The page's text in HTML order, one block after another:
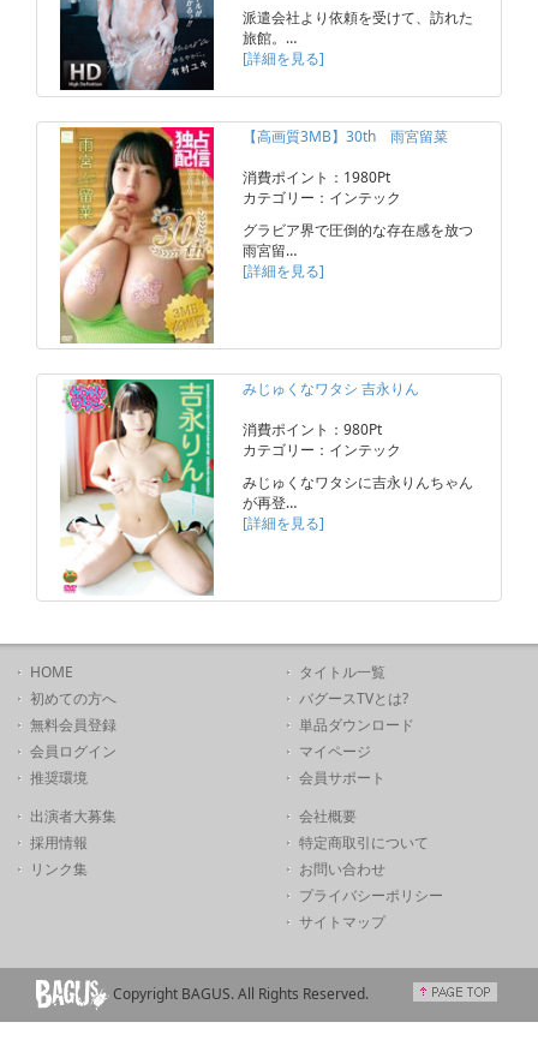
派遣会社より依頼を受けて、訪れた
旅館。…
[詳細を見る]
【高画質3MB】30th 雨宮留菜
消費ポイント：1980Pt
カテゴリー：インテック
グラビア界で圧倒的な存在感を放つ
雨宮留…
[詳細を見る]
みじゅくなワタシ 吉永りん
消費ポイント：980Pt
カテゴリー：インテック
みじゅくなワタシに吉永りんちゃん
が再登…
[詳細を見る]
HOME
初めての方へ
無料会員登録
会員ログイン
推奨環境
タイトル一覧
バグースTVとは?
単品ダウンロード
マイページ
会員サポート
出演者大募集
採用情報
リンク集
会社概要
特定商取引について
お問い合わせ
プライバシーポリシー
サイトマップ
Copyright BAGUS. All Rights Reserved.